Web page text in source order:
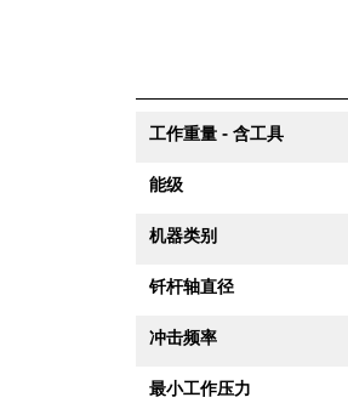
工作重量 - 含工具
能级
机器类别
钎杆轴直径
冲击频率
最小工作压力